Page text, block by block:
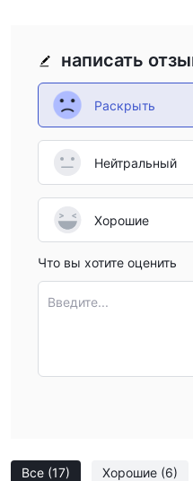
Все (17) Хорошие (6)
написать
Раскрыть
Нейтральный
Хорошие
Что вы хотите оценить
Введите...